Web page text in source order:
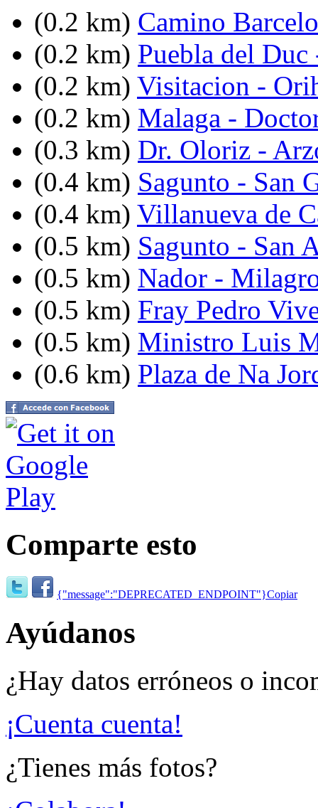
(0.2 km) Camino
(0.2 km) Puebla del
(0.2 km) Visitacion -
(0.2 km) Malaga -
(0.3 km) Dr. Oloriz -
(0.4 km) Sagunto - San
(0.4 km) Villanueva de
(0.5 km) Sagunto - San
(0.5 km) Nador -
(0.5 km) Fray Pedro
(0.5 km) Ministro Luis
(0.6 km) Plaza de Na
Comparte esto
{"message":"DEPRECATED_ENDPOINT"}Copiar
Ayúdanos
¿Hay datos erróneos o
¡Cuenta cuenta!
¿Tienes más fotos?